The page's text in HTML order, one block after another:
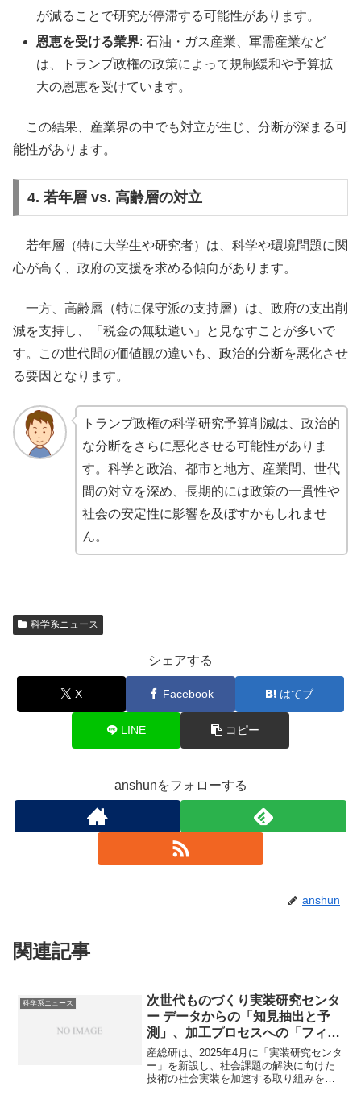
が減ることで研究が停滞する可能性があります。
恩恵を受ける業界: 石油・ガス産業、軍需産業など
は、トランプ政権の政策によって規制緩和や予算拡
大の恩恵を受けています。
この結果、産業界の中でも対立が生じ、分断が深まる可
能性があります。
4. 若年層 vs. 高齢層の対立
若年層（特に大学生や研究者）は、科学や環境問題に関
心が高く、政府の支援を求める傾向があります。
一方、高齢層（特に保守派の支持層）は、政府の支出削
減を支持し、「税金の無駄遣い」と見なすことが多いで
す。この世代間の価値観の違いも、政治的分断を悪化させ
る要因となります。
トランプ政権の科学研究予算削減は、政治的
な分断をさらに悪化させる可能性がありま
す。科学と政治、都市と地方、産業間、世代
間の対立を深め、長期的には政策の一貫性や
社会の安定性に影響を及ぼすかもしれませ
ん。
科学系ニュース
シェアする
X Facebook はてブ
LINE コピー
anshunをフォローする
anshun
関連記事
科学系ニュース
次世代ものづくり実装研究センタ
ー データからの「知見抽出と予
測」、加工プロセスへの「フィー
ドバックと活用」とは何か？
産総研は、2025年4月に「実装研究センタ
ー」を新設し、社会課題の解決に向けた
技術の社会実装を加速する取り組みを開